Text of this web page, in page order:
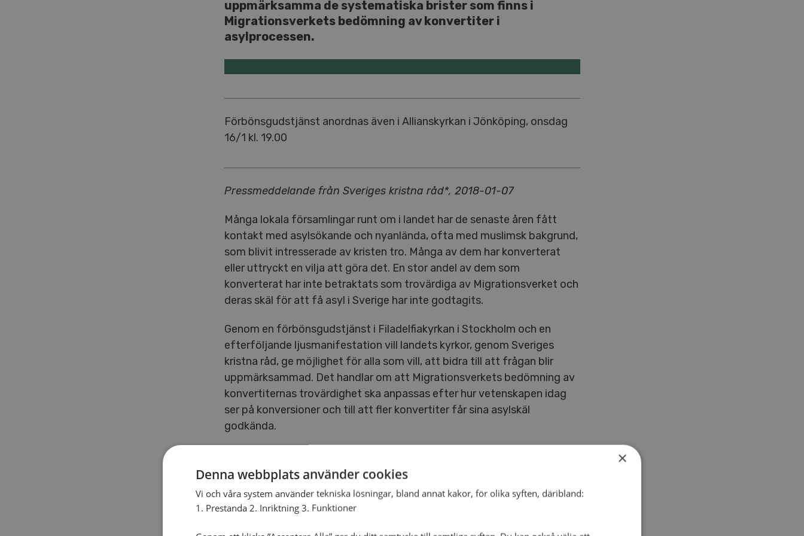
uppmärksamma de systematiska brister som finns i
Migrationsverkets bedömning av konvertiter i
asylprocessen.
Förbönsgudstjänst anordnas även i Allianskyrkan i Jönköping, onsdag
16/1 kl. 19.00
Pressmeddelande från Sveriges kristna råd*, 2018-01-07
Många lokala församlingar runt om i landet har de senaste åren fått
kontakt med asylsökande och nyanlända, ofta med muslimsk bakgrund,
som blivit intresserade av kristen tro. Många av dem har konverterat
eller uttryckt en vilja att göra det. En stor andel av dem som
konverterat har inte betraktats som trovärdiga av Migrationsverket och
deras skäl för att få asyl i Sverige har inte godtagits.
Genom en förbönsgudstjänst i Filadelfiakyrkan i Stockholm och en
efterföljande ljusmanifestation vill landets kyrkor, genom Sveriges
kristna råd, ge möjlighet för alla som vill, att bidra till att frågan blir
uppmärksammad. Det handlar om att Migrationsverkets bedömning av
konvertiternas trovärdighet ska anpassas efter hur vetenskapen idag
ser på konversioner och till att fler konvertiter får sina asylskäl
godkända.
förbönsgudstjänsten, däribland Lasse Svensson, Equmeniakyrkan. Han
säger:
– Att arbeta med och för människor på flykt är en självklarhet för oss
×
Denna webbplats använder cookies
Vi och våra system använder tekniska lösningar, bland annat kakor, för olika syften, däribland:
1. Prestanda 2. Inriktning 3. Funktioner